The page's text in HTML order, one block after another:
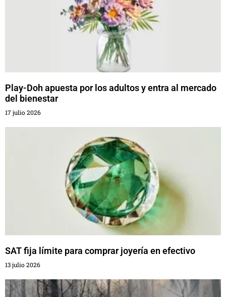
Play-Doh apuesta por los adultos y entra al mercado
del bienestar
17 julio 2026
SAT fija límite para comprar joyería en efectivo
13 julio 2026